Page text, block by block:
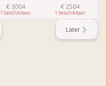
Later
€ 3004
1
€ 2564
1